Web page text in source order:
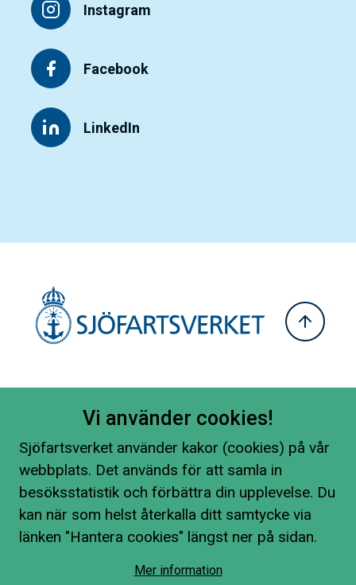
Instagram
Facebook
LinkedIn
Vi använder cookies!
Sjöfartsverket använder kakor (cookies) på vår
webbplats. Det används för att samla in
besöksstatistik och förbättra din upplevelse. Du
kan när som helst återkalla ditt samtycke via
länken "Hantera cookies" längst ner på sidan.
Mer information